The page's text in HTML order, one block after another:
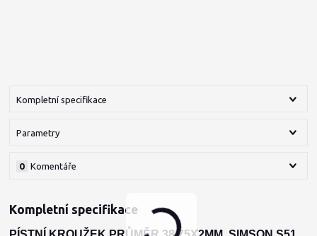
Kompletní specifikace
Parametry
Komentáře
0
Kompletní specifikace